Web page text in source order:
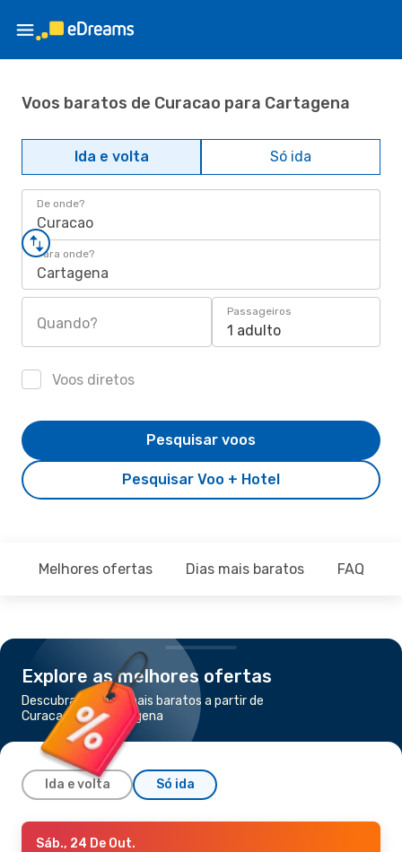
Voos baratos de Curacao para Cartagena
Ida e volta Só ida
De onde?
Curacao
Para onde?
Cartagena
Quando?
Passageiros
1 adulto
Voos diretos
Pesquisar Voo + Hotel
Pesquisar voos
Melhores ofertas Dias mais baratos FAQ
Explore as melhores ofertas
Descubra os voos mais baratos a partir de
Curacao para Cartagena
Ida e volta Só ida
Qui., 29 De Out.- Sáb., 31 De Out.
Sáb., 24 De Out.